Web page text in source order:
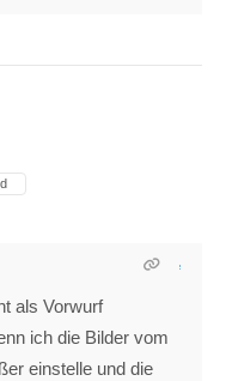
als Vorwurf
ich die Bilder vom
einstelle und die